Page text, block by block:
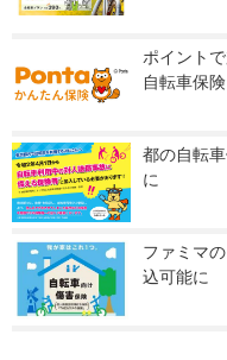
ポイント
自転車保
都の自転
に
ファミマ
込可能に